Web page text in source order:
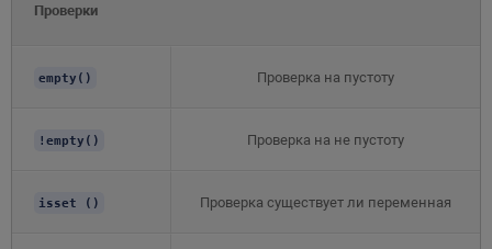
Проверки
empty() Проверка на пустоту
!empty() Проверка на не пустоту
isset () Проверка существует ли переменная